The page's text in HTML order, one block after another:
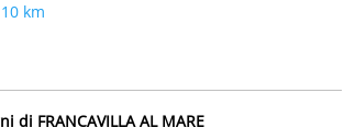
10 km
di FRANCAVILLA AL MARE